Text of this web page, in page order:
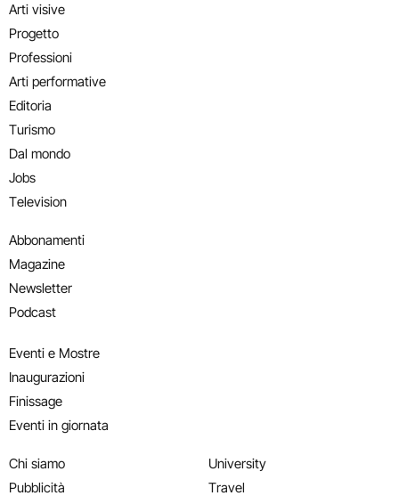
Arti visive
Progetto
Professioni
Arti performative
Editoria
Turismo
Dal mondo
Jobs
Television
Abbonamenti
Magazine
Newsletter
Podcast
Eventi e Mostre
Inaugurazioni
Finissage
Eventi in giornata
Chi siamo
Pubblicità
University
Travel